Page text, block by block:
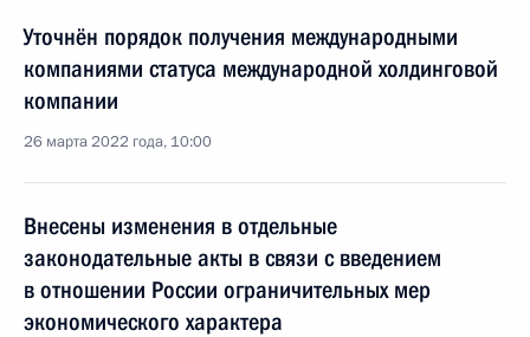
Уточнён порядок получения международными
компаниями статуса международной холдинговой
компании
26 марта 2022 года, 10:00
Внесены изменения в отдельные
законодательные акты в связи с введением
в отношении России ограничительных мер
экономического характера